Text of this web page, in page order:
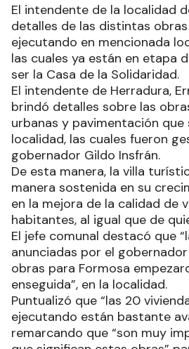
El intendente de la localidad
detalles de las distintas
ejecutando en mencionada
las cuales ya están en etapa
ser la Casa de la Solidaridad.
El intendente de Herradura,
brindó detalles sobre las
urbanas y pavimentación que
localidad, las cuales fueron
gobernador Gildo Insfrán.
De esta manera, la villa
manera sostenida en su
en la mejora de la calidad de
habitantes, al igual que de
El jefe comunal destacó que
anunciadas por el
obras para Formosa
enseguida”, en la localidad.
Puntualizó que “las 20
ejecutando están bastante
remarcando que “son muy